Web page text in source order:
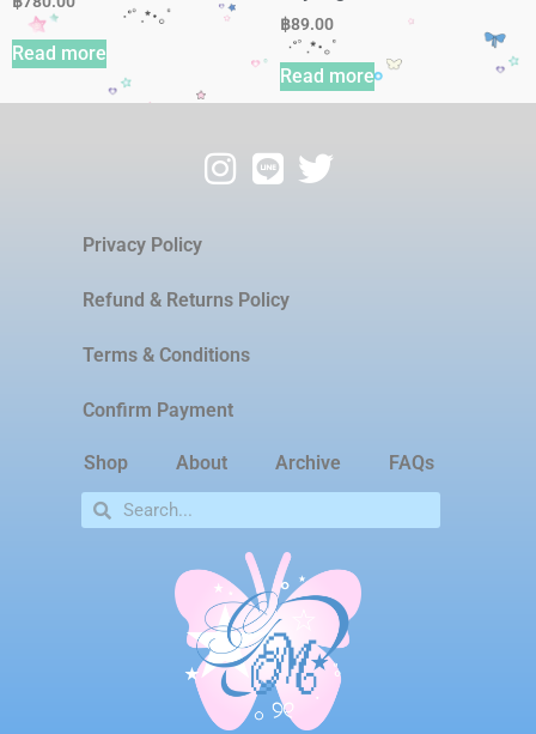
Read more
฿89.00
Read more
Privacy Policy
Refund & Returns Policy
Terms & Conditions
Confirm Payment
Shop About Archive FAQs